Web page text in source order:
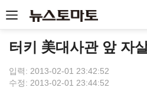
터키 美대사관 앞 자
입력: 2013-02-01 23:42:52
수정: 2013-02-01 23:44:52